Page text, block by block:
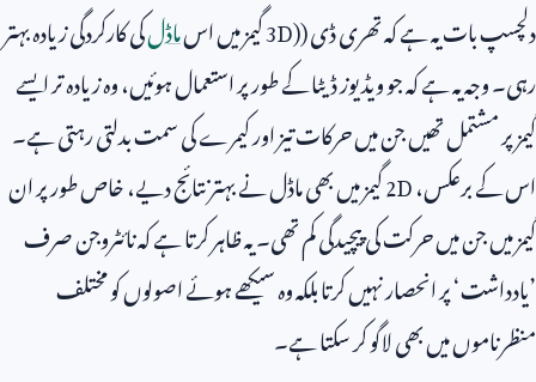
دلچسپ بات یہ ہے کہ تھری ڈی (3D)گیمز میں اسماڈلکی کارکردگی زیادہ بہتر
رہی۔ وجہ یہ ہے کہ جو ویڈیوز ڈیٹا کے طور پر استعمال ہوئیں، وہ زیادہ تر ایسے
گیمز پر مشتمل تھیں جن میں حرکات تیز اور کیمرے کی سمت بدلتی رہتی ہے۔
اس کے برعکس،2Dگیمز میں بھی ماڈل نے بہتر نتائج دیے، خاص طور پر ان
گیمز میں جن میں حرکت کی پیچیدگی کم تھی۔ یہ ظاہر کرتا ہے کہ نائٹروجن صرف
’یادداشت‘ پر انحصار نہیں کرتا بلکہ وہ سیکھے ہوئے اصولوں کو مختلف
منظرناموں میں بھی لاگو کر سکتا ہے۔